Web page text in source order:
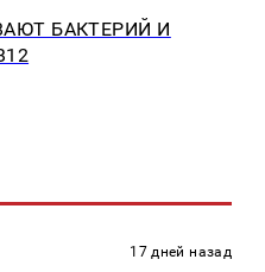
БАКТЕРИЙ И
17 дней назад